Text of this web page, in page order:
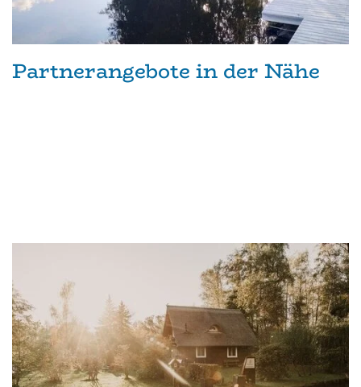
Partnerangebote in der Nähe